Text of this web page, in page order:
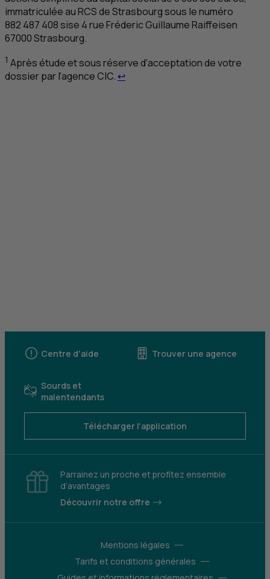
immatriculée auRCSde Strasbourg sous le numéro
882 487 408 sise 4 rue Fréderic Guillaume Raiffeisen
67000 Strasbourg.
1 Après étude et sous réserve d’acceptation de votre
dossier par l’agenceCIC. ↩Retour au renvoi 1
Centre d'aide Trouver une agence
Sourds et
malentendants
Télécharger l'application
Parrainez un proche et profitez ensemble
d’avantages
Découvrir notre offre
Mentions légales
Tarifs et conditions générales